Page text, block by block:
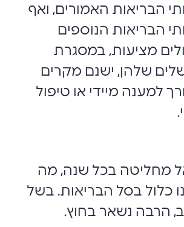
הבריאות האמורים, ואף
הבריאות הנוספים
מציעות, במסגרת
שלהן, ישנם מקרים
למענה מיידי או טיפול
מחליטה בכל שנה, מה
כלול בסל הבריאות. בשל
הרבה נשאר בחוץ.